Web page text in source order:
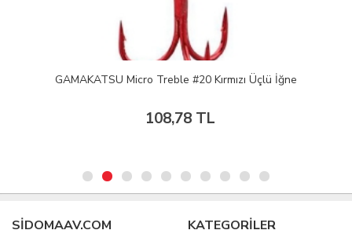
GAMAKATSU Micro Treble #20 Kırmızı Üçlü İğne
108,78 TL
SIDOMAAV.COM KATEGORİLER